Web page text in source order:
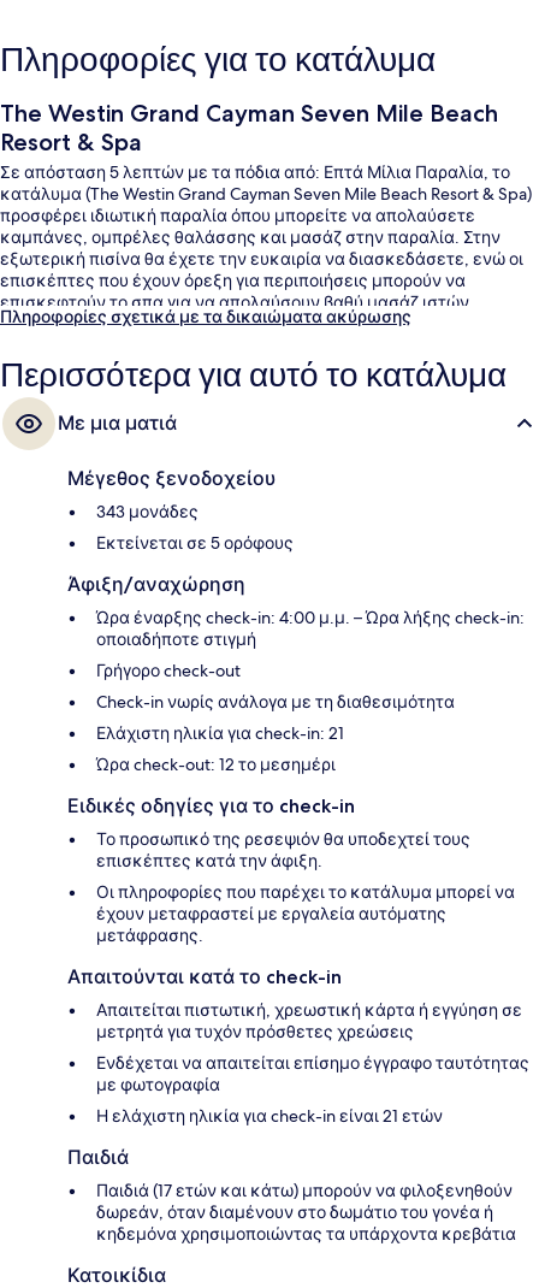
Πληροφορίες για το κατάλυμα
The Westin Grand Cayman Seven Mile Beach
Resort & Spa
Σε απόσταση 5 λεπτών με τα πόδια από: Επτά Μίλια Παραλία, το
κατάλυμα (The Westin Grand Cayman Seven Mile Beach Resort & Spa)
προσφέρει ιδιωτική παραλία όπου μπορείτε να απολαύσετε
καμπάνες, ομπρέλες θαλάσσης και μασάζ στην παραλία. Στην
εξωτερική πισίνα θα έχετε την ευκαιρία να διασκεδάσετε, ενώ οι
επισκέπτες που έχουν όρεξη για περιποιήσεις μπορούν να
επισκεφτούν το σπα για να απολαύσουν βαθύ μασάζ ιστών,
περιτυλίξεις σώματος και θεραπείες περιποίησης προσώπου. Το
θαλασσινά και είναι ανοικτό για βραδινό. Σε αυτό το θέρετρο
(πολυτελείας) θα βρείτε ακόμη 2 μπαρ/lounge, beach bar και
γυμναστήριο που είναι ανοιχτό όλο το 24ωρο. Για το εξυπηρετικό
προσωπικό και την παραλιακή του θέση τα καταλύματα λαμβάνουν
εξαιρετική βαθμολογία από τους ταξιδιώτες.
Πληροφορίες σχετικά με τα δικαιώματα ακύρωσης
Περισσότερα για αυτό το κατάλυμα
Με μια ματιά
Μέγεθος ξενοδοχείου
343 μονάδες
Εκτείνεται σε 5 ορόφους
Άφιξη/αναχώρηση
Ώρα έναρξης check-in: 4:00 μ.μ. – Ώρα λήξης check-in:
οποιαδήποτε στιγμή
Γρήγορο check-out
Check-in νωρίς ανάλογα με τη διαθεσιμότητα
Ελάχιστη ηλικία για check-in: 21
Ώρα check-out: 12 το μεσημέρι
Ειδικές οδηγίες για το check-in
Το προσωπικό της ρεσεψιόν θα υποδεχτεί τους
επισκέπτες κατά την άφιξη.
Οι πληροφορίες που παρέχει το κατάλυμα μπορεί να
έχουν μεταφραστεί με εργαλεία αυτόματης
μετάφρασης.
Απαιτούνται κατά το check-in
Απαιτείται πιστωτική, χρεωστική κάρτα ή εγγύηση σε
μετρητά για τυχόν πρόσθετες χρεώσεις
Ενδέχεται να απαιτείται επίσημο έγγραφο ταυτότητας
με φωτογραφία
Η ελάχιστη ηλικία για check-in είναι 21 ετών
Παιδιά
Παιδιά (17 ετών και κάτω) μπορούν να φιλοξενηθούν
δωρεάν, όταν διαμένουν στο δωμάτιο του γονέα ή
κηδεμόνα χρησιμοποιώντας τα υπάρχοντα κρεβάτια
Κατοικίδια